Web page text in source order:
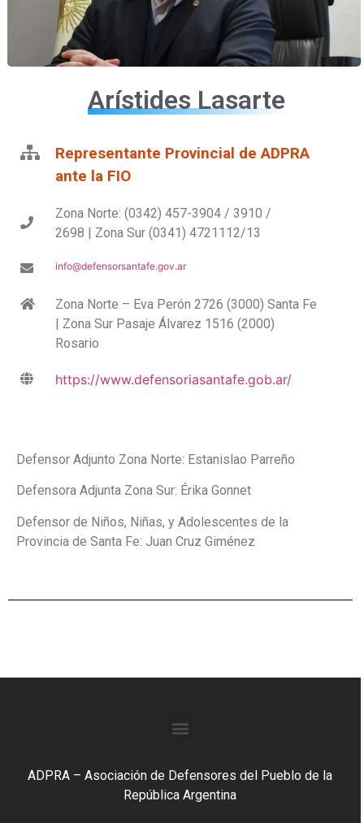
Arístides Lasarte
Representante Provincial de ADPRA
ante la FIO
Zona Norte: (0342) 457-3904 / 3910 /
2698 | Zona Sur (0341) 4721112/13
info@defensorsantafe.gov.ar
Zona Norte – Eva Perón 2726 (3000) Santa Fe
| Zona Sur Pasaje Álvarez 1516 (2000)
Rosario
https://www.defensoriasantafe.gob.ar/
Defensor Adjunto Zona Norte: Estanislao Parreño
Defensora Adjunta Zona Sur: Érika Gonnet
Defensor de Niños, Niñas, y Adolescentes de la
Provincia de Santa Fe: Juan Cruz Giménez
ADPRA – Asociación de Defensores del Pueblo de la
República Argentina